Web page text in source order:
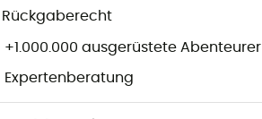
Rückgaberecht
+1.000.000 ausgerüstete Abenteurer
Expertenberatung